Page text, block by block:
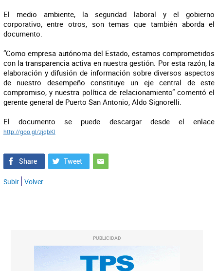
El medio ambiente, la seguridad laboral y el gobierno
corporativo, entre otros, son temas que también aborda el
documento.
“Como empresa autónoma del Estado, estamos comprometidos
con la transparencia activa en nuestra gestión. Por esta razón, la
elaboración y difusión de información sobre diversos aspectos
de nuestro desempeño constituye un eje central de este
compromiso, y nuestra política de relacionamiento” comentó el
gerente general de Puerto San Antonio, Aldo Signorelli.
El documento se puede descargar desde el enlace
http://goo.gl/zjqbKl
Subir Volver
PUBLICIDAD